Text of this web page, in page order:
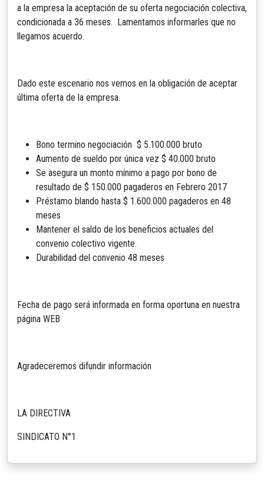
a la empresa la aceptación de su oferta negociación colectiva,
condicionada a 36 meses. Lamentamos informarles que no
llegamos acuerdo.
Dado este escenario nos vemos en la obligación de aceptar
última oferta de la empresa.
Bono termino negociación $ 5.100.000 bruto
Aumento de sueldo por única vez $ 40.000 bruto
Se asegura un monto mínimo a pago por bono de
resultado de $ 150.000 pagaderos en Febrero 2017
Préstamo blando hasta $ 1.600.000 pagaderos en 48
meses
Mantener el saldo de los beneficios actuales del
convenio colectivo vigente.
Durabilidad del convenio 48 meses
Fecha de pago será informada en forma oportuna en nuestra
página WEB
Agradeceremos difundir información
LA DIRECTIVA
SINDICATO N°1